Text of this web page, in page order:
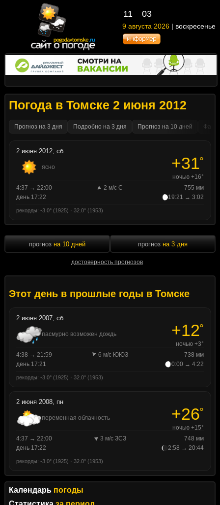
11 03
9 августа 2026 | воскресенье
Погода в Томске 2 июня 2012
Прогноз на 3 дня Подробно на 3 дня Прогноз на 10 дней
2 июня 2012, сб
ясно +31°
ночью +16°
4:37 → 22:00
2 м/с С
755 мм
день 17:22
19:21 → 3:02
рекорды: -3.0° (1925) · 32.0° (1953)
прогноз на 10 дней
достоверность прогнозов
прогноз на 3 дня
Этот день в прошлые годы в Томске
2 июня 2007, сб
пасмурно возможен дождь +12°
ночью +3°
4:38 → 21:59
6 м/с ЮЮЗ
738 мм
день 17:21
0:00 → 4:22
рекорды: -3.0° (1925) · 32.0° (1953)
2 июня 2008, пн
переменная облачность +26°
ночью +15°
4:37 → 22:00
3 м/с ЗСЗ
748 мм
день 17:22
2:58 → 20:44
рекорды: -3.0° (1925) · 32.0° (1953)
Календарь погоды